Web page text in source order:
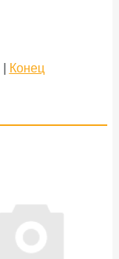
| Конец